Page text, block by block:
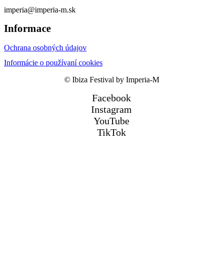
imperia@imperia-m.sk
Informace
Ochrana osobných údajov
Informácie o používaní cookies
© Ibiza Festival by Imperia-M
Facebook
Instagram
YouTube
TikTok